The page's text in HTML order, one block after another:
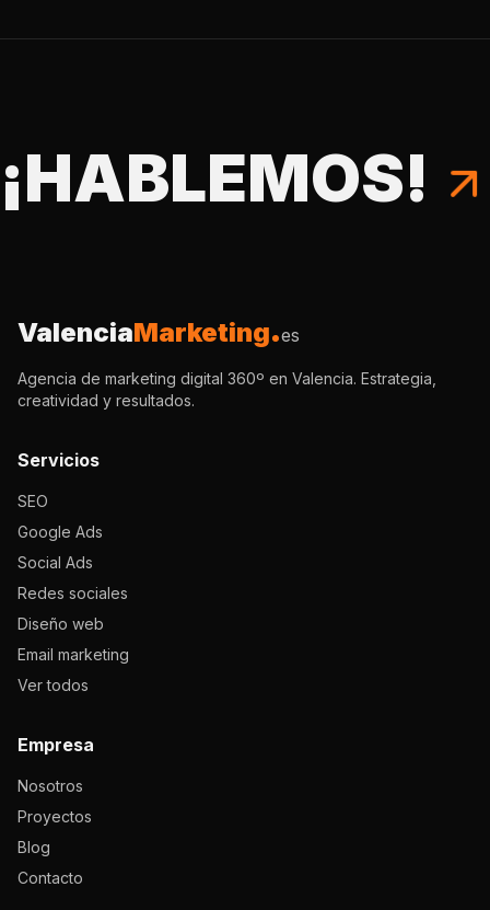
¡HABLEMOS!
ValenciaMarketing es
Agencia de marketing digital 360º en Valencia. Estrategia,
creatividad y resultados.
Servicios
SEO
Google Ads
Social Ads
Redes sociales
Diseño web
Email marketing
Ver todos
Empresa
Nosotros
Proyectos
Blog
Contacto